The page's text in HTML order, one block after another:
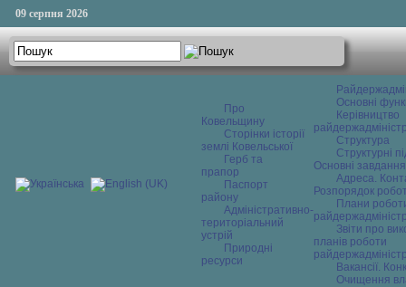
09 серпня 2026
Про
Ковельщину
Сторінки історії
землі Ковельської
Герб та
прапор
Паспорт
району
Адміністративно-
територіальний
устрій
Природні
ресурси
Основні
Керівництво
Структура
Структурні
Основні завдання
Адреса.
Розпорядок
Плани
Звіти про
планів роботи
Вакансії.
Очищення